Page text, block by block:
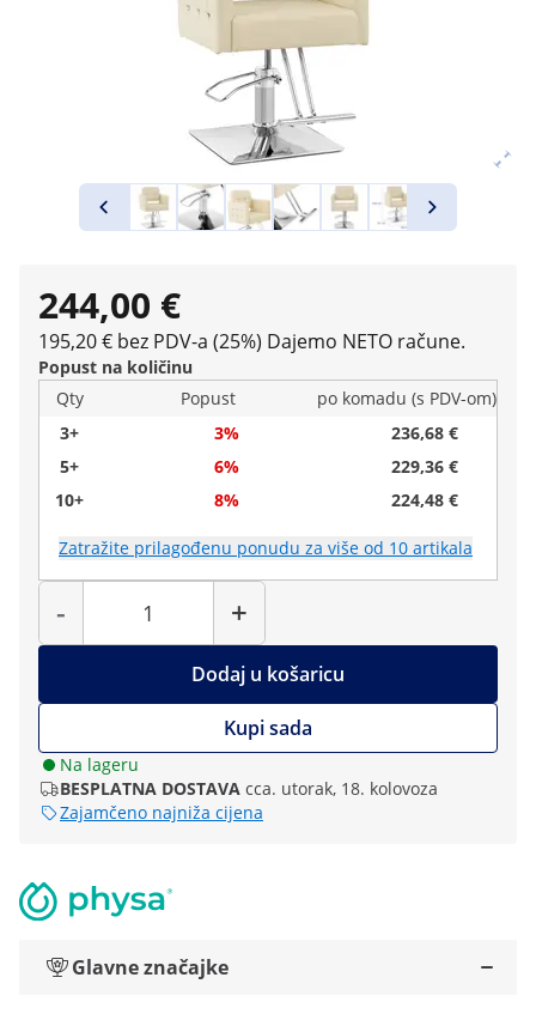
244,00 €
195,20 € bez PDV-a (25%) Dajemo NETO račune.
Popust na količinu
Qty
Popust
po komadu (s PDV-om)
3+
3%
236,68 €
5+
6%
229,36 €
10+
8% 224,48 €
Zatražite prilagođenu ponudu za više od 10 artikala
-
Količina
+
Dodaj u košaricu
Kupi sada
Na lageru
BESPLATNA DOSTAVA cca. utorak, 18. kolovoza
Zajamčeno najniža cijena
Glavne značajke